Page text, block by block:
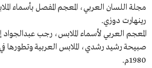
مجلة اللسان العربي، المعجم المفصل بأسماء
رينهارت دوزي.
المعجم العربي لأسماء الملابس، رجب عبدالجواد
صبيحة رشيد رشدي، الملابس العربية وتطورها
1980م.